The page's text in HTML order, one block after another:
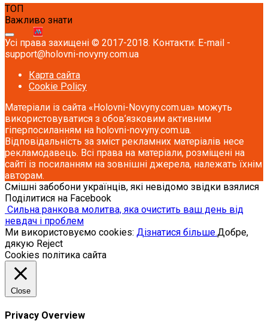
ТОП
Важливо знати
Усі права захищені © 2017-2018. Контакти: E-mail -
support@holovni-novyny.com.ua
Карта сайта
Cookie Policy
Матеріали із сайта «Holovni-Novyny.com.ua» можуть
використовуватися з обов’язковим активним
гіперпосиланням на holovni-novyny.com.ua.
Відповідальність за зміст рекламних матеріалів несе
рекламодавець. Всі права на матеріали, розміщені на
сайті із посиланням на зовнішні джерела, належать їхнім
авторам.
Смішні забобони українців, які невідомо звідки взялися
Поділитися на Facebook
Сильна ранкова молитва, яка очистить ваш день від
невдач і проблем
Ми використовуємо cookies: Дізнатися більше.Добре,
дякую Reject
Cookies політика сайта
Close
Privacy Overview